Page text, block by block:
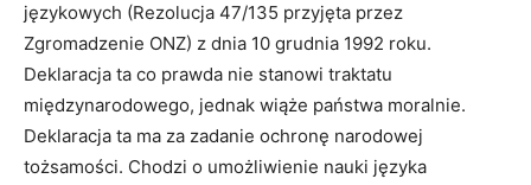
językowych (Rezolucja 47/135 przyjęta przez
Zgromadzenie ONZ) z dnia 10 grudnia 1992 roku.
Deklaracja ta co prawda nie stanowi traktatu
międzynarodowego, jednak wiąże państwa moralnie.
Deklaracja ta ma za zadanie ochronę narodowej
tożsamości. Chodzi o umożliwienie nauki języka